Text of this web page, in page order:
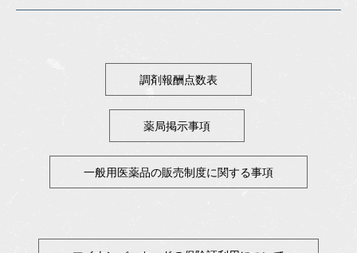
調剤報酬点数表
薬局掲示事項
一般用医薬品の販売制度に関する事項